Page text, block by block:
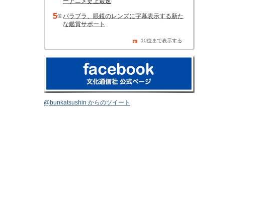
パラブラ、眼鏡のレンズに字幕表示する新た
な鑑賞サポート
10位まで表示する
@bunkatsushin からのツイート